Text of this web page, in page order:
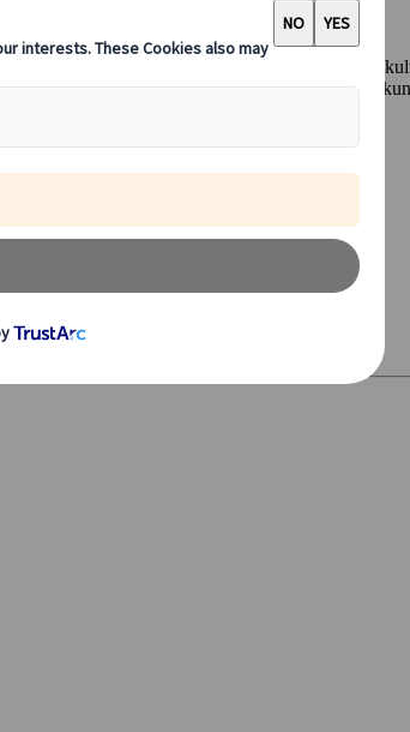
livlige samtidskunst, byder Japan på en unik
Hvad end du er draget af den moderne